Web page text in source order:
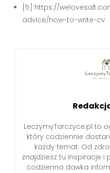
[5] https://
advice/how-to-write-cv
LeczymyTarczyce.pl to
który codziennie
każdy temat. Od
znajdziesz tu inspiracje i
codzienna dawka